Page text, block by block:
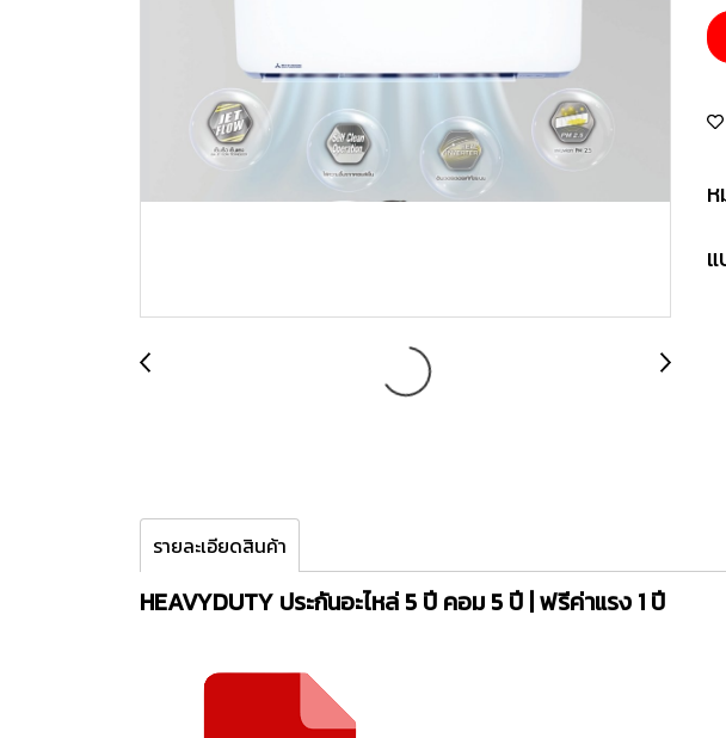
รายละเอียดสินค้า
HEAVYDUTY ประกันอะไหล่ 5 ปี คอม 5 ปี | ฟรีค่าแรง 1 ปี